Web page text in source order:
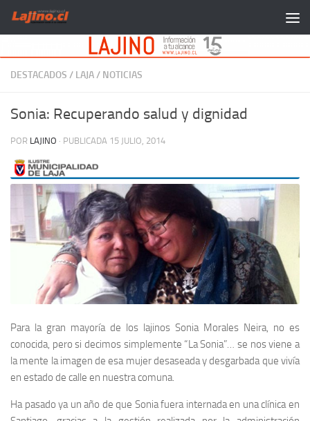
Saltar al contenido
DESTACADOS / LAJA/ NOTICIAS
Sonia: Recuperando salud y dignidad
POR LAJINO · PUBLICADA 15 JULIO, 2014
Para la gran mayoría de los lajinos Sonia Morales Neira, no es
conocida, pero si decimos simplemente “La Sonia”… se nos viene a
la mente la imagen de esa mujer desaseada y desgarbada que vivía
en estado de calle en nuestra comuna.
Ha pasado ya un año de que Sonia fuera internada en una clínica en